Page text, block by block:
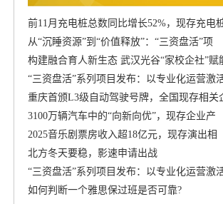
前11月充电桩总数同比增长52%，现存充电
从“沉睡资源”到“价值释放”：“三资盘活”项
构建融合育人新生态 武汉光谷“家校企社”赋
“三资盘活”系列项目发布：以专业化运营激
重庆首颁L3级自动驾驶号牌，全国现存相关
3100万辆汽车中的“向新向优”，现存企业产
2025音乐剧票房收入超18亿元，现存演出相
北方冬天要稳，影速申请出战
“三资盘活”系列项目发布：以专业化运营激
如何判断一个雅思保过班是否可靠?